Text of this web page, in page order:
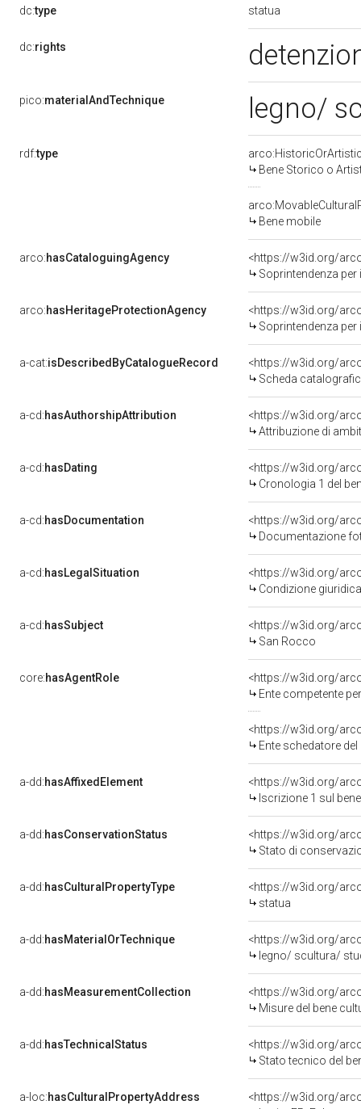
dc:type statua
dc:rights
pico:materialAndTechnique legno/
rdf:type
Bene Storico o
Bene mobile
arco:hasCataloguingAgency
<https://w3id.org/
Soprintendenza
arco:hasHeritageProtectionAgency
<https://w3id.org/
Soprintendenza per i
a-cat:isDescribedByCatalogueRecord
<https://w3id.org/
Scheda
a-cd:hasAuthorshipAttribution
<https://w3id.org/
Attribuzione di
a-cd:hasDating
<https://w3id.org/
Cronologia 1 del
a-cd:hasDocumentation
Documentazione
a-cd:hasLegalSituation
Condizione
a-cd:hasSubject
<https://w3id.org/
San Rocco
core:hasAgentRole
<https://w3id.org/
Ente competente per tutela del
<https://w3id.org/
Ente schedatore
a-dd:hasAffixedElement
<https://w3id.org/
Iscrizione 1 sul
a-dd:hasConservationStatus
<https://w3id.org/
Stato di
a-dd:hasCulturalPropertyType
<https://w3id.org/
statua
a-dd:hasMaterialOrTechnique
<https://w3id.org/
legno/ scultura/
a-dd:hasMeasurementCollection
<https://w3id.org/
Misure del bene
a-dd:hasTechnicalStatus
<https://w3id.org/
Stato tecnico del
a-loc:hasCulturalPropertyAddress
<https://w3id.org/